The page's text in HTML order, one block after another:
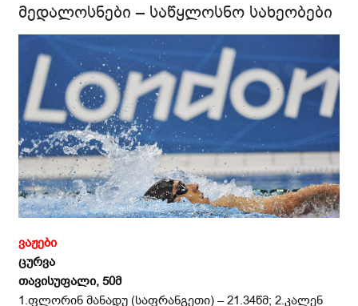
მედალოსნები – საწყლოსნო სახეობები
ვაჟები
ცურვა
თავისუფალი, 50მ
1.ფლორინ მანადუ (საფრანგეთი) – 21.34წმ; 2.კალენ